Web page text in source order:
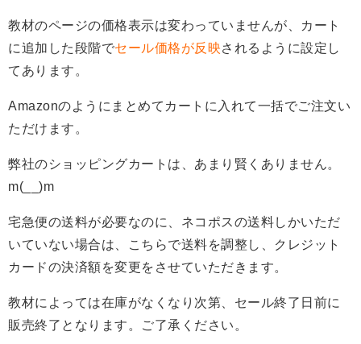
教材のページの価格表示は変わっていませんが、カート
に追加した段階でセール価格が反映されるように設定し
てあります。
Amazonのようにまとめてカートに入れて一括でご注文い
ただけます。
弊社のショッピングカートは、あまり賢くありません。
m(__)m
宅急便の送料が必要なのに、ネコポスの送料しかいただ
いていない場合は、こちらで送料を調整し、クレジット
カードの決済額を変更をさせていただきます。
教材によっては在庫がなくなり次第、セール終了日前に
販売終了となります。ご了承ください。